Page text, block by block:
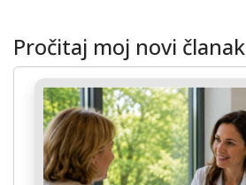
Pročitaj moj novi članak